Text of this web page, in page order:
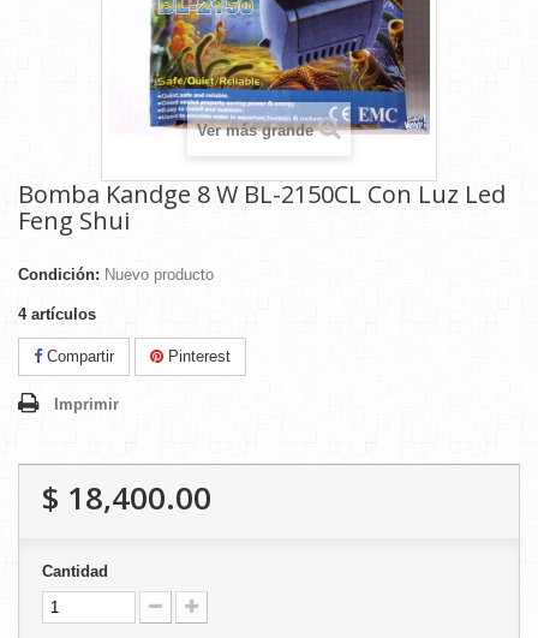
Ver más grande
Bomba Kandge 8 W BL-2150CL Con Luz Led
Feng Shui
Condición: Nuevo producto
4 artículos
Compartir Pinterest
Imprimir
$ 18,400.00
Cantidad